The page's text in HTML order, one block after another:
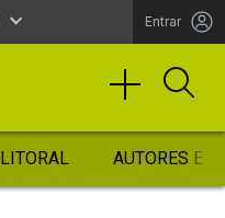
Entrar
LITORAL AUTORES